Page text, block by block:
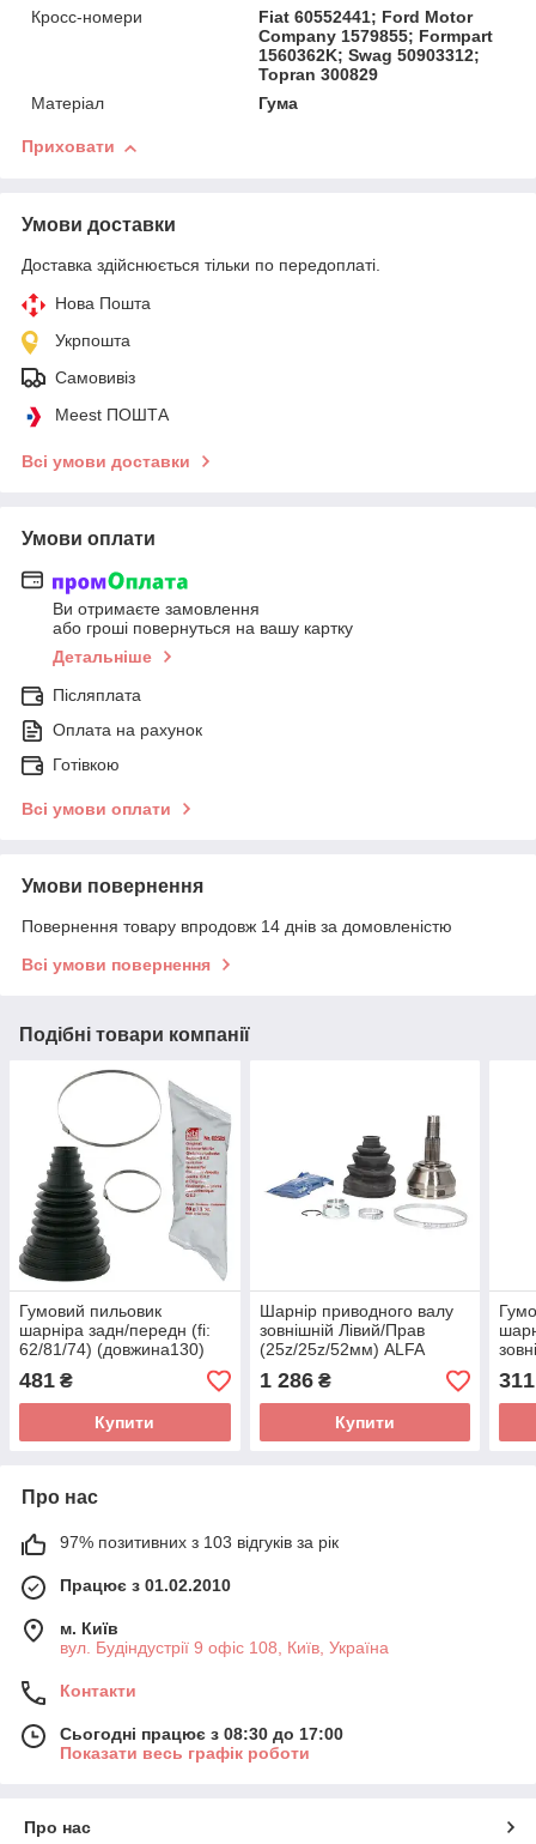
Кросс-номери
Fiat 60552441; Ford Motor
Company 1579855; Formpart
1560362K; Swag 50903312;
Topran 300829
Матеріал
Гума
Приховати
Умови доставки
Доставка здійснюється тільки по передоплаті.
Нова Пошта
Укрпошта
Самовивіз
Meest ПОШТА
Всі умови доставки
Умови оплати
Ви отримаєте замовлення
або гроші повернуться на вашу картку
Детальніше
Післяплата
Оплата на рахунок
Готівкою
Всі умови оплати
Умови повернення
Повернення товару впродовж 14 днів за домовленістю
Всі умови повернення
Подібні товари компанії
Гумовий пильовик
шарніра задн/передн (fi:
62/81/74) (довжина130)
(комплект) AUDI 100 C2,
100 C3, 100 C4, 80
481 ₴
Купити
Шарнір приводного валу
зовнішній Лівий/Прав
(25z/25z/52мм) ALFA
ROMEO 145, 146, 155
FIAT BARCHETTA, BRAVA,
1 286₴
Купити
311
Про нас
97% позитивних з 103 відгуків за рік
Працює з 01.02.2010
м. Київ
вул. Будіндустрії 9 офіс 108, Київ, Україна
Контакти
Сьогодні працює з 08:30 до 17:00
Показати весь графік роботи
Про нас